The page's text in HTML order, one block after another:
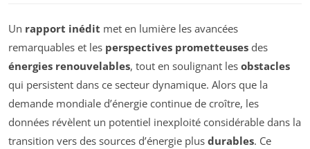
Un rapport inédit met en lumière les avancées
remarquables et les perspectives prometteuses des
énergies renouvelables, tout en soulignant les obstacles
qui persistent dans ce secteur dynamique. Alors que la
demande mondiale d’énergie continue de croître, les
données révèlent un potentiel inexploité considérable dans la
transition vers des sources d’énergie plus durables. Ce